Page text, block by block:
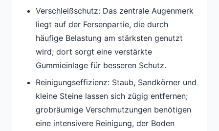
Verschleißschutz: Das zentrale Augenmerk
liegt auf der Fersenpartie, die durch
häufige Belastung am stärksten genutzt
wird; dort sorgt eine verstärkte
Gummieinlage für besseren Schutz.
Reinigungseffizienz: Staub, Sandkörner und
kleine Steine lassen sich zügig entfernen;
grobräumige Verschmutzungen benötigen
eine intensivere Reinigung, der Boden